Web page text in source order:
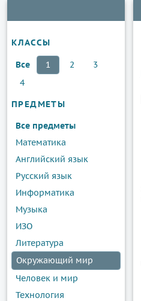
КЛАССЫ
Все 1 2
3
4
ПРЕДМЕТЫ
Все предметы
Математика
Английский язык
Русский язык
Информатика
Музыка
ИЗО
Литература
Окружающий мир
Человек и мир
Технология